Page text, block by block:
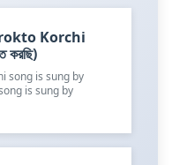
Korchi
করছি)
song is sung by
is sung by